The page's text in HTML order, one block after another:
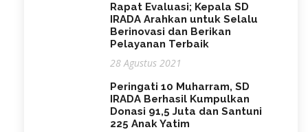
Rapat Evaluasi; Kepala SD
IRADA Arahkan untuk Selalu
Berinovasi dan Berikan
Pelayanan Terbaik
28 Agustus 2021
Peringati 10 Muharram, SD
IRADA Berhasil Kumpulkan
Donasi 91,5 Juta dan Santuni
225 Anak Yatim